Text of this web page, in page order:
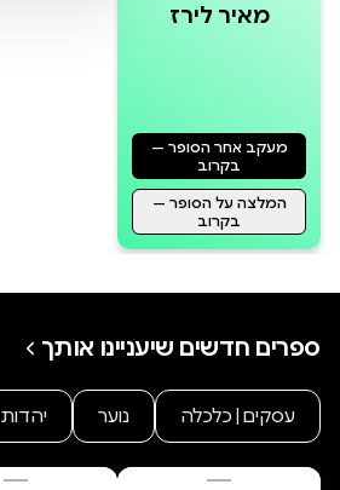
מאיר לירז
מעקב אחר הסופר —
בקרוב
המלצה על הסופר —
בקרוב
ספרים חדשים שיעניינו אותך
עסקים | כלכלה נוער יהדות